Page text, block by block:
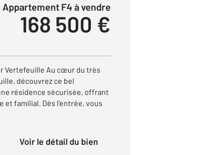
Appartement F4 à vendre
168 500 €
Vertefeuille Au cœur du très
découvrez ce bel
résidence sécurisée, offrant
et familial. Dès l'entrée, vous
Voir le détail du bien